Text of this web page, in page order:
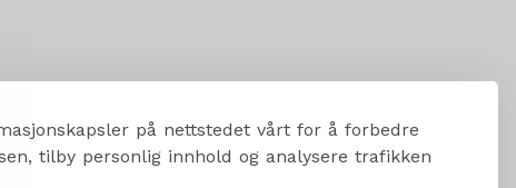
på nettstedet vårt for å forbedre
tilby personlig innhold og analysere trafikken